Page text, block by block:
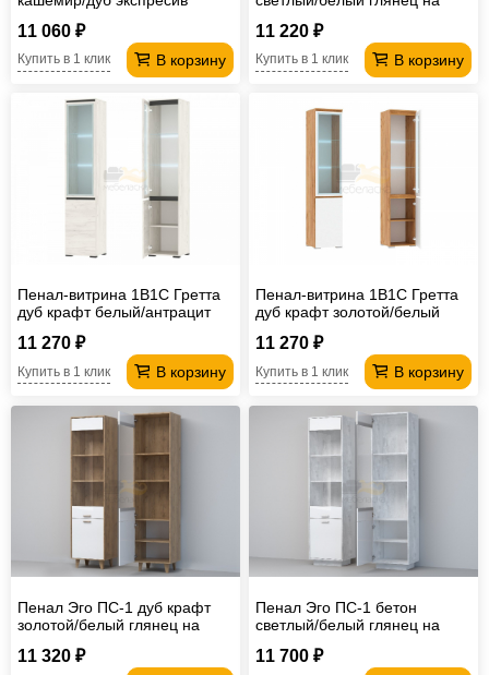
11 060 ₽
В корзину
Купить в 1 клик
11 220 ₽
В корзину
Купить в 1 клик
Пенал-витрина 1В1С Гретта
дуб крафт белый/антрацит
11 270 ₽
В корзину
Купить в 1 клик
Пенал-витрина 1В1С Гретта
дуб крафт золотой/белый
11 270 ₽
В корзину
Купить в 1 клик
Пенал Эго ПС-1 дуб крафт
золотой/белый глянец на
11 320 ₽
Пенал Эго ПС-1 бетон
светлый/белый глянец на
11 700 ₽